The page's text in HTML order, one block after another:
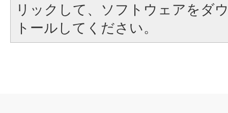
リックして、ソフトウェアをダ
トールしてください。